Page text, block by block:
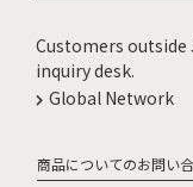
Customers outside
inquiry desk.
Global Network
商品についてのお問い